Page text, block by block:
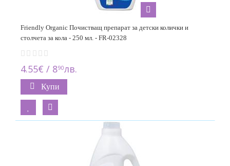
Friendly Organic Почистващ препарат за детски колички и
столчета за кола - 250 мл. - FR-02328
4.55€ / 890лв.
Купи